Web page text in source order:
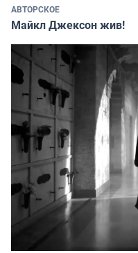
АВТОРСКОЕ
Майкл Джексон жив!